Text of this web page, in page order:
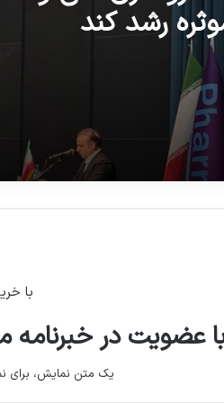
رشد کند
با
عضویت در خبرنامه
یک متن نمایش،